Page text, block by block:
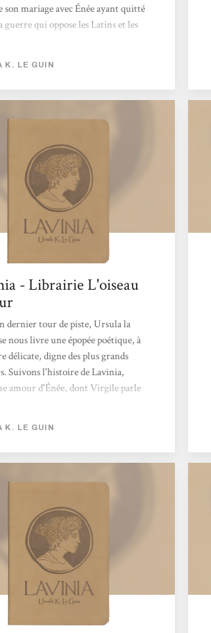
son mariage avec Énée ayant quitté
guerre qui oppose les Latins et les
poète, Virgile, ayant vécu bien
après cette période, parole
par Lavinia qui sait qu’existant...
K. LE GUIN
- Librairie L'oiseau
dernier tour de piste, Ursula la
nous livre une épopée poétique, à
délicate, digne des plus grands
Suivons l'histoire de Lavinia,
amour d'Énée, dont Virgile parle
oracle. Ce bijou se lit comme on
son temps. Divin !
K. LE GUIN